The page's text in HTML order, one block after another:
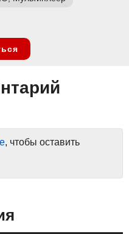
, чтобы оставить